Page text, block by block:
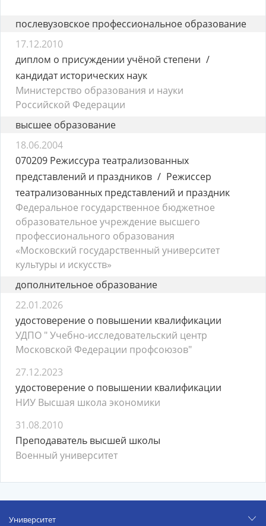
послевузовское профессиональное образование
17.12.2010
диплом о присуждении учёной степени
кандидат исторических наук
Министерство образования и науки
Российской Федерации
высшее образование
18.06.2004
070209 Режиссура театрализованных
представлений и праздников
Режиссер
театрализованных представлений и праздник
Федеральное государственное бюджетное
образовательное учреждение высшего
профессионального образования
«Московский государственный университет
культуры и искусств»
дополнительное образование
22.01.2026
удостоверение о повышении квалификации
УДПО " Учебно-исследовательский центр
Московской Федерации профсоюзов"
27.12.2023
удостоверение о повышении квалификации
НИУ Высшая школа экономики
31.08.2010
Преподаватель высшей школы
Военный университет
Университет